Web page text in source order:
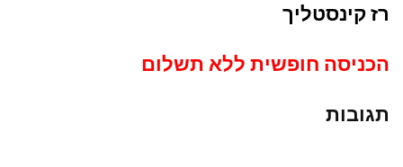
רז קינסטליך
הכניסה חופשית ללא תשלום
תגובות